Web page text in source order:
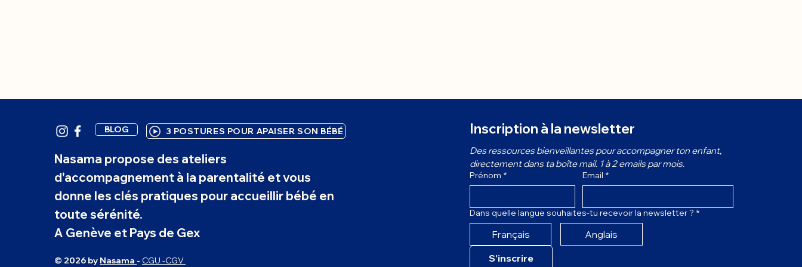
BLOG 3 POSTURES POUR APAISER SON BÉBÉ
Nasama propose des ateliers
d'accompagnement à la parentalité et vous
donne les clés pratiques pour accueillir bébé en
toute sérénité.
A Genève et Pays de Gex
© 2026 by Nasama - CGU -CGV
Inscription à la newsletter
Des ressources bienveillantes pour accompagner ton enfant,
directement dans ta boîte mail. 1 à 2 emails par mois.
Prénom * Email *
Dans quelle langue souhaites-tu recevoir la newsletter ? *
Français
Anglais
S'inscrire